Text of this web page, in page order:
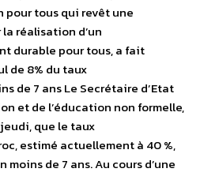
tous qui revêt une
réalisation d’un
durable pour tous, a fait
de 8% du taux
de 7 ans Le Secrétaire d’Etat
et de l’éducation non formelle,
que le taux
estimé actuellement à 40 %,
moins de 7 ans. Au cours d’une